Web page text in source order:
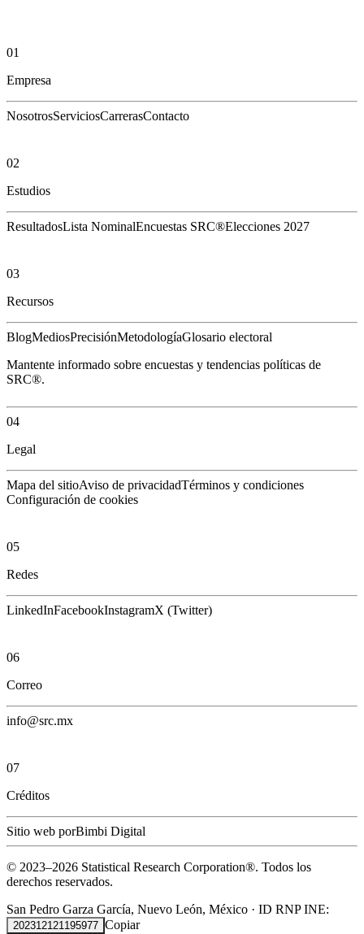
01
Empresa
NosotrosServiciosCarrerasContacto
02
Estudios
ResultadosLista NominalEncuestas SRC®Elecciones 2027
03
Recursos
BlogMediosPrecisiónMetodologíaGlosario electoral
Mantente informado sobre encuestas y tendencias políticas de
SRC®.
04
Legal
Mapa del sitioAviso de privacidadTérminos y condiciones
Configuración de cookies
05
Redes
LinkedInFacebookInstagramX (Twitter)
06
Correo
info@src.mx
07
Créditos
Sitio web porBimbi Digital
© 2023–2026 Statistical Research Corporation®. Todos los
derechos reservados.
San Pedro Garza García, Nuevo León, México · ID RNP INE:
202312121195977 Copiar